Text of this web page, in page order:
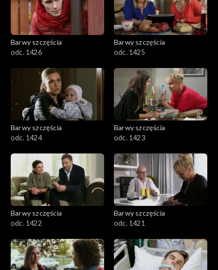
Barwy szczęścia
odc. 1426
Barwy szczęścia
odc. 1425
Barwy szczęścia
odc. 1424
Barwy szczęścia
odc. 1423
Barwy szczęścia
odc. 1422
Barwy szczęścia
odc. 1421